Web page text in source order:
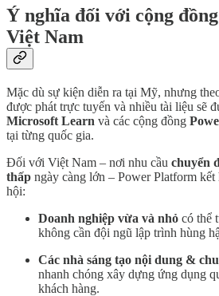
Ý nghĩa đối với cộng
Việt Nam
Mặc dù sự kiện diễn ra tại Mỹ, nhưng
được phát trực tuyến và nhiều tài liệu sẽ
Microsoft Learn và các cộng đồng
tại từng quốc gia.
Đối với Việt Nam – nơi nhu cầu chuyển
thấp ngày càng lớn – Power Platform
hội:
Doanh nghiệp vừa và nhỏ có thể
không cần đội ngũ lập trình hùng
Các nhà sáng tạo nội dung &
nhanh chóng xây dựng ứng dụng
khách hàng.